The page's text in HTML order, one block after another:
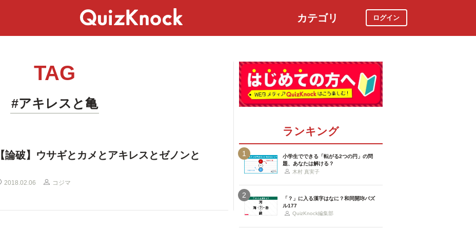
カテゴリ ログイン
TAG
#アキレスと亀
【論破】ウサギとカメとアキレスとゼノンと
2018.02.06 コジマ
ランキング
1
小学生でできる「転がる2つの円」の問
題、あなたは解ける？
木村 真実子
2
「？」に入る漢字はなに？和同開珎パズ
ル177
QuizKnock編集部